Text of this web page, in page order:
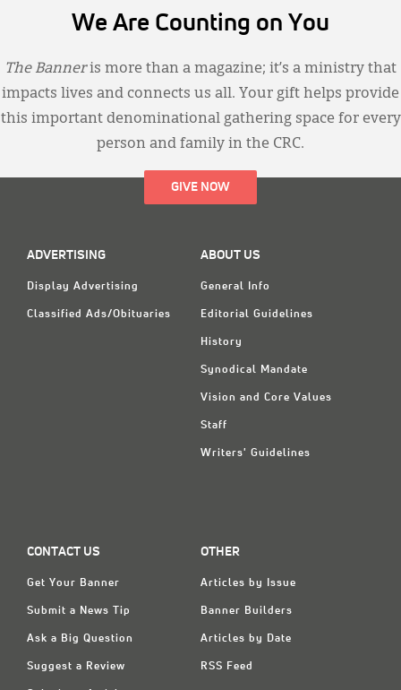
We Are Counting on You
The Banneris more than a magazine; it’s a ministry that
impacts lives and connects us all. Your gift helps provide
this important denominational gathering space for every
person and family in the CRC.
GIVE NOW
ADVERTISING
Display Advertising
Classified Ads/Obituaries
ABOUT US
General Info
Editorial Guidelines
History
Synodical Mandate
Vision and Core Values
Staff
Writers' Guidelines
CONTACT US
Get Your Banner
Submit a News Tip
Ask a Big Question
Suggest a Review
OTHER
Articles by Issue
Banner Builders
Articles by Date
RSS Feed